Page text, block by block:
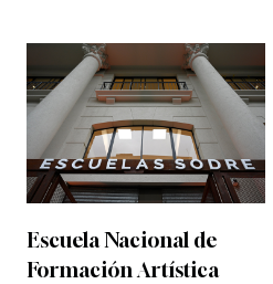
Escuela Nacional de
Formación Artística